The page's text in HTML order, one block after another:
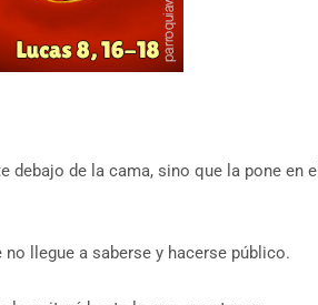
debajo de la cama, sino que la pone en el
llegue a saberse y hacerse público.